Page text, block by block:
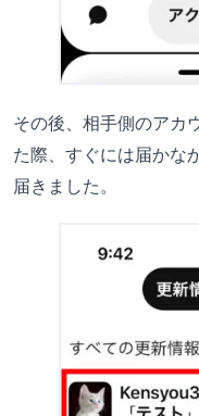
その後、相手側のアカ
た際、すぐには届かな
届きました。